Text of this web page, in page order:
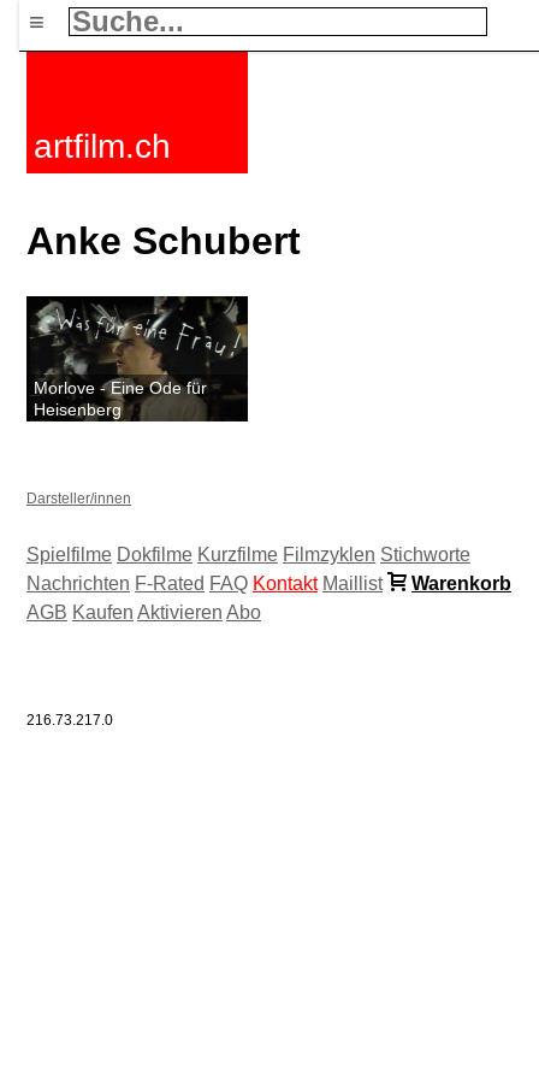
≡
artfilm.ch
Anke Schubert
Morlove - Eine Ode für
Heisenberg
Darsteller/innen
Spielfilme Dokfilme Kurzfilme Filmzyklen Stichworte
Nachrichten F-Rated FAQ Kontakt Maillist
Warenkorb
AGB Kaufen Aktivieren Abo
216.73.217.0